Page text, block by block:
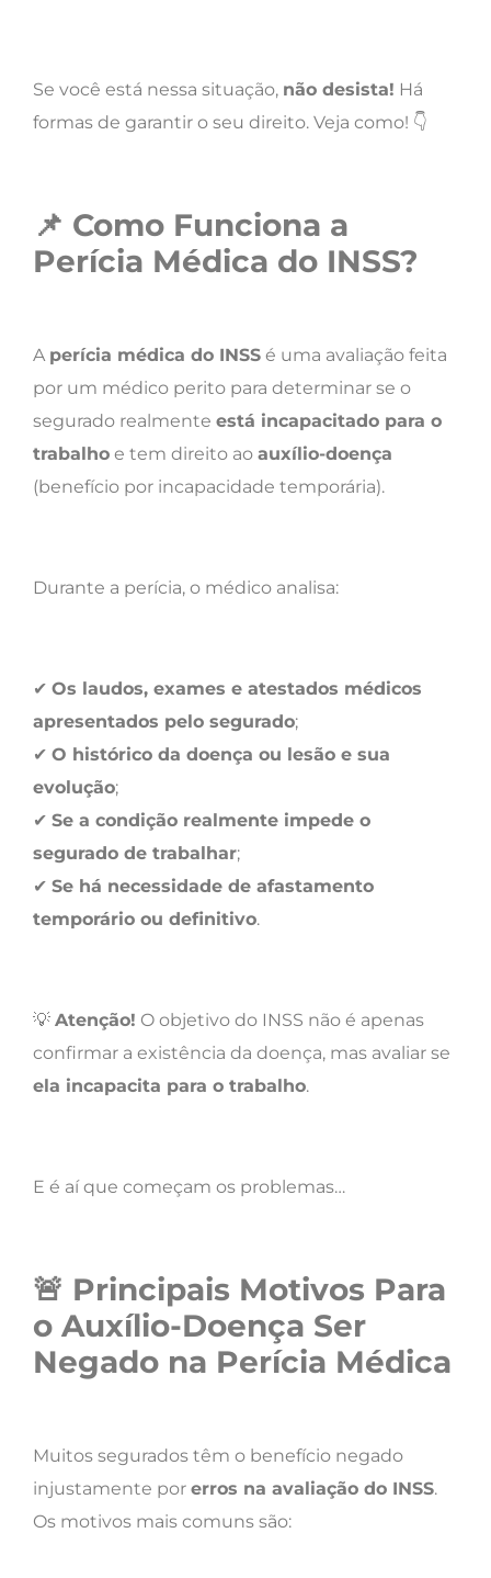
Se você está nessa situação, não desista! Há
formas de garantir o seu direito. Veja como! 👇
📌 Como Funciona a
Perícia Médica do INSS?
A perícia médica do INSS é uma avaliação feita
por um médico perito para determinar se o
segurado realmente está incapacitado para o
trabalho e tem direito ao auxílio-doença
(benefício por incapacidade temporária).
Durante a perícia, o médico analisa:
✔ Os laudos, exames e atestados médicos
apresentados pelo segurado;
✔ O histórico da doença ou lesão e sua
evolução;
✔ Se a condição realmente impede o
segurado de trabalhar;
✔ Se há necessidade de afastamento
temporário ou definitivo.
💡 Atenção! O objetivo do INSS não é apenas
confirmar a existência da doença, mas avaliar se
ela incapacita para o trabalho.
E é aí que começam os problemas…
🚨 Principais Motivos Para
o Auxílio-Doença Ser
Negado na Perícia Médica
Muitos segurados têm o benefício negado
injustamente por erros na avaliação do INSS.
Os motivos mais comuns são: